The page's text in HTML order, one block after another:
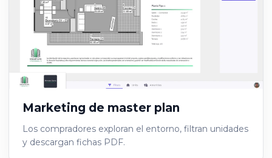
Marketing de master plan
Los compradores exploran el entorno, filtran unidades
y descargan fichas PDF.